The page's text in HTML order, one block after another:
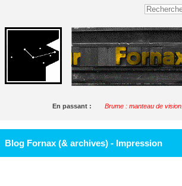
En passant : Brume : manteau de vision.
Blog Fornax (& archives) - Impression